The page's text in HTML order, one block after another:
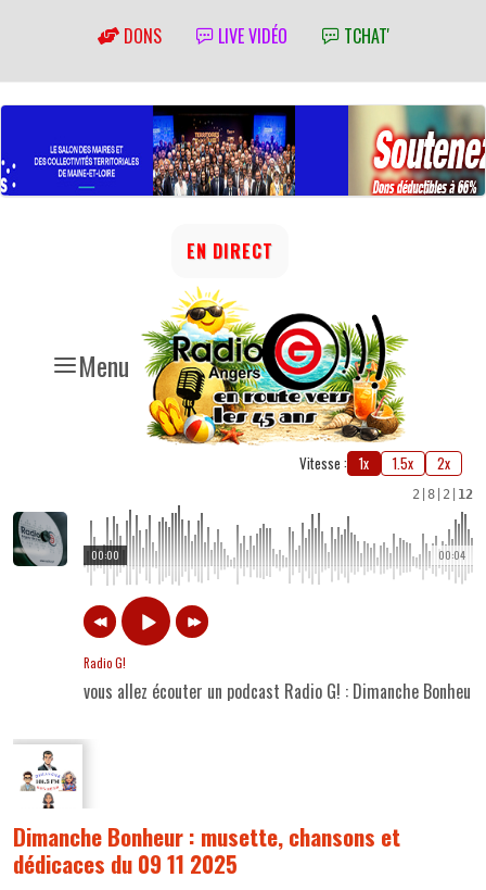
DONS LIVE VIDÉO TCHAT'
Menu
EN DIRECT
Vitesse : 1x 1.5x 2x
2 8 2 12
00:04
00:00
Radio G!
vous allez écouter un podcast Radio G! : Dimanche
Dimanche Bonheur : musette, chansons et
dédicaces du 09 11 2025